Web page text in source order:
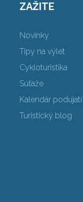
ZAŽITE
Novinky
Tipy na výlet
Cykloturistika
Súťaže
Kalendár podujatí
Turistický blog